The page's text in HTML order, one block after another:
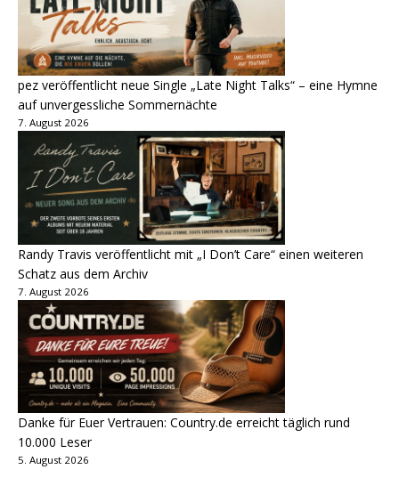
pez veröffentlicht neue Single „Late Night Talks“ – eine Hymne
auf unvergessliche Sommernächte
7. August 2026
Randy Travis veröffentlicht mit „I Don’t Care“ einen weiteren
Schatz aus dem Archiv
7. August 2026
Danke für Euer Vertrauen: Country.de erreicht täglich rund
10.000 Leser
5. August 2026